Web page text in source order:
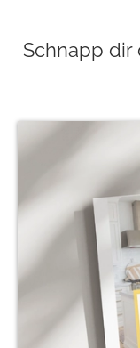
Schnapp dir